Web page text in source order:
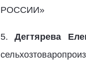
РОССИИ»
5.Дегтярева